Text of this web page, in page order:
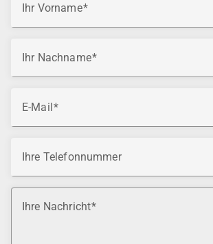
Ihr Vorname
Ihr Nachname
E-Mail
Ihre Telefonnummer
Ihre Nachricht